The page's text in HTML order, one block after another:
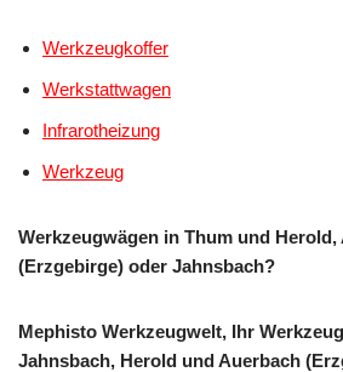
Werkzeugkoffer
Werkstattwagen
Infrarotheizung
Werkzeug
Werkzeugwägen in Thum und Herold,
(Erzgebirge) oder Jahnsbach?
Mephisto Werkzeugwelt, Ihr
Jahnsbach, Herold und Auerbach